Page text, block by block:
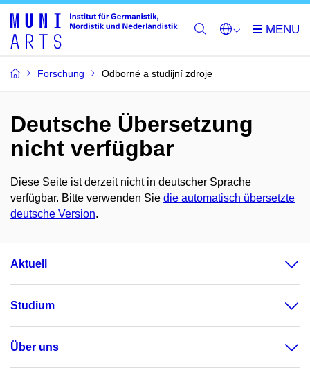
Forschung Odborné a studijní zdroje
Deutsche Übersetzung
nicht verfügbar
Diese Seite ist derzeit nicht in deutscher Sprache
verfügbar. Bitte verwenden Sie die automatisch übersetzte
deutsche Version.
Aktuell
Studium
Über uns